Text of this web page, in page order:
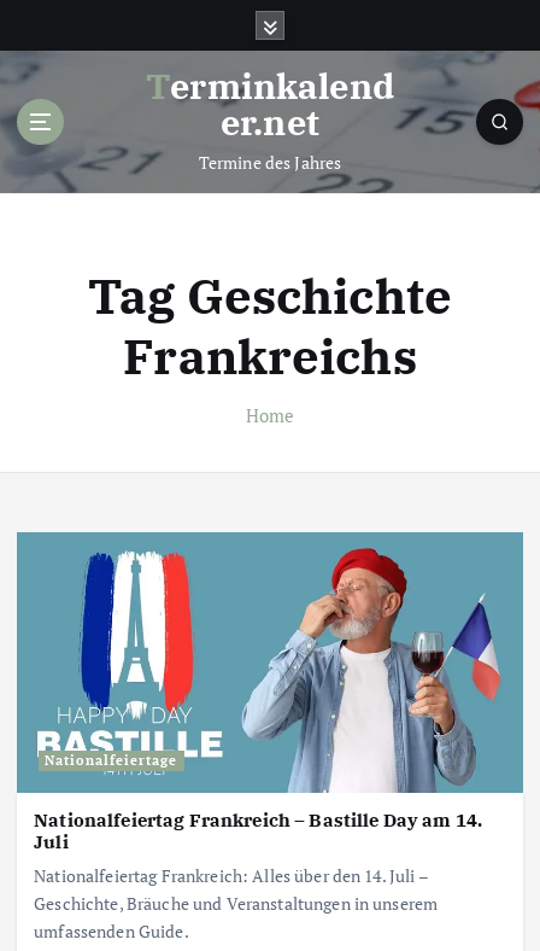
t
Terminkalend
er.net
Termine des Jahres
Tag Geschichte
Frankreichs
Home
Nationalfeiertage
Nationalfeiertag Frankreich – Bastille Day am 14.
Juli
Nationalfeiertag Frankreich: Alles über den 14. Juli –
Geschichte, Bräuche und Veranstaltungen in unserem
umfassenden Guide.